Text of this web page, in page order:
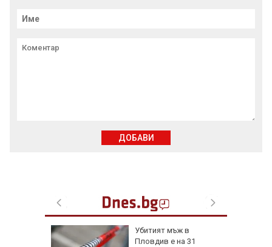
Убитият мъж в
Пловдив е на 31
ДОБАВИ